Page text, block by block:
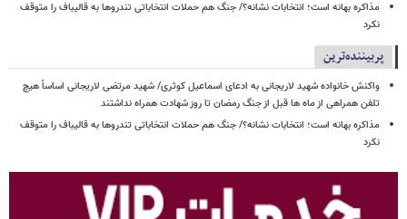
مذاکره بهانه است؛ انتخابات نشانه؟/ جنگ هم حملات انتخاباتی تندروها به قالیباف را متوقف
نکرد
پربیننده‌ترین
واکنش خانواده شهید لاریجانی به ادعای اسماعیل کوثری/ شهید مرتضی لاریجانی اساساً هیچ
تلفن همراهی از ماه ها قبل از جنگ رمضان تا روز شهادت همراه نداشتند
مذاکره بهانه است؛ انتخابات نشانه؟/ جنگ هم حملات انتخاباتی تندروها به قالیباف را متوقف
نکرد